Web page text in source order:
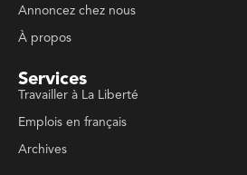
Annoncez chez nous
À propos
Services
Travailler à La Liberté
Emplois en français
Archives